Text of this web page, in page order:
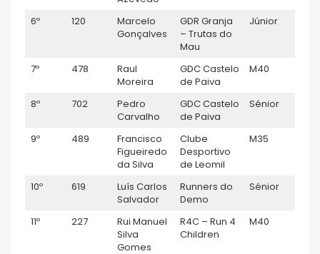
6º 120
Marcelo
Gonçalves
GDR Granja
– Trutas do
Mau
Júnior
7º 478
Raul
Moreira
GDC Castelo
de Paiva
M40
8º 702
Pedro
Carvalho
GDC Castelo
de Paiva
Sénior
9º 489
Francisco
Figueiredo
da Silva
Clube
Desportivo
de Leomil
M35
10º 619
Luís Carlos
Salvador
Runners do
Demo
Sénior
11º 227
Rui Manuel
Silva
Gomes
R4C – Run 4
Children
M40